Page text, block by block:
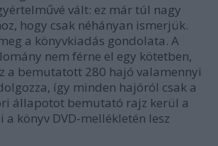
vált: ez már túl nagy
hogy csak néhányan ismerjük.
a könyvkiadás gondolata. A
nem férne el egy kötetben,
a bemutatott 280 hajó valamennyi
így minden hajóról csak a
állapotot bemutató rajz kerül a
a könyv DVD-mellékletén lesz